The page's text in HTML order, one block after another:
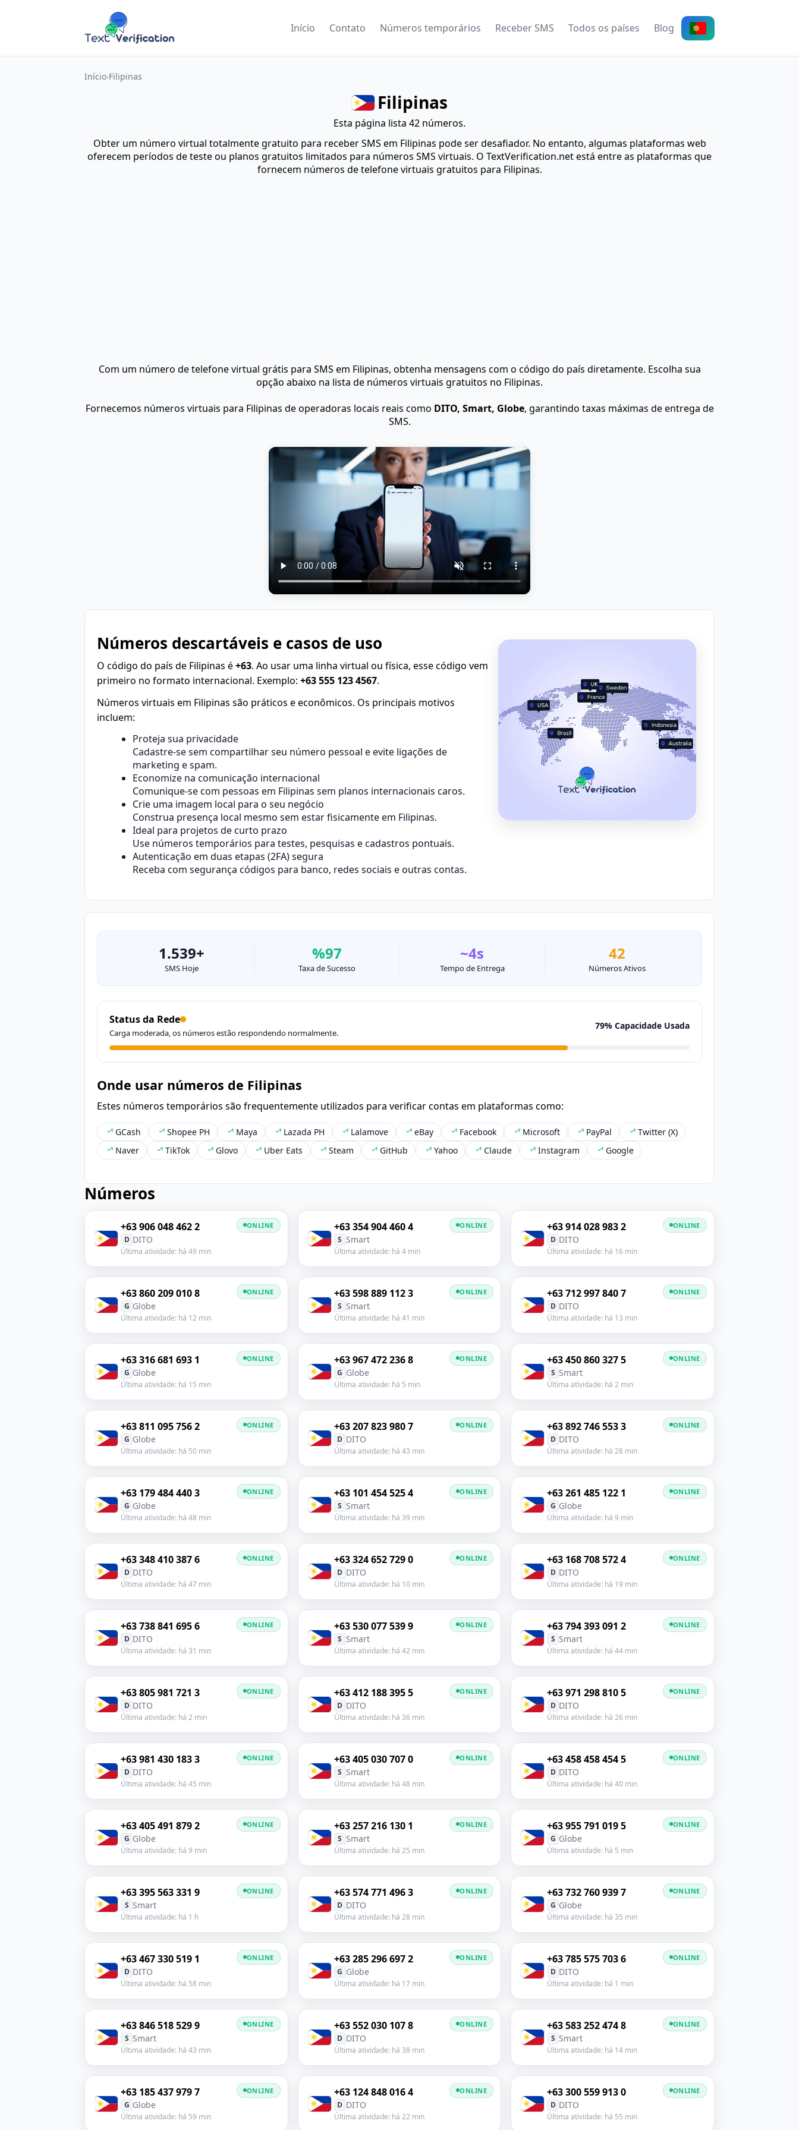
Início Contato Números temporários Receber SMS Todos os países Blog
Início Filipinas
Filipinas
Esta página lista 42 números.
Obter um número virtual totalmente gratuito para receber SMS em Filipinas pode ser desafiador. No entanto, algumas plataformas web
oferecem períodos de teste ou planos gratuitos limitados para números SMS virtuais. O TextVerification.net está entre as plataformas que
fornecem números de telefone virtuais gratuitos para Filipinas.
Com um número de telefone virtual grátis para SMS em Filipinas, obtenha mensagens com o código do país diretamente. Escolha sua
opção abaixo na lista de números virtuais gratuitos no Filipinas.
Fornecemos números virtuais para Filipinas de operadoras locais reais como DITO, Smart, Globe, garantindo taxas máximas de entrega de
SMS.
Números descartáveis e casos de uso
O código do país de Filipinas é+63. Ao usar uma linha virtual ou física, esse código vem
primeiro no formato internacional. Exemplo: +63 555 123 4567.
Números virtuais em Filipinas são práticos e econômicos. Os principais motivos
incluem:
Proteja sua privacidade
Cadastre-se sem compartilhar seu número pessoal e evite ligações de
marketing e spam.
Economize na comunicação internacional
Comunique-se com pessoas em Filipinas sem planos internacionais caros.
Crie uma imagem local para o seu negócio
Construa presença local mesmo sem estar fisicamente em Filipinas.
Ideal para projetos de curto prazo
Use números temporários para testes, pesquisas e cadastros pontuais.
Autenticação em duas etapas (2FA) segura
Receba com segurança códigos para banco, redes sociais e outras contas.
1.539+
SMS Hoje
%97
Taxa de Sucesso
~4s
Tempo de Entrega
42
Números Ativos
Status da Rede
Carga moderada, os números estão respondendo normalmente.
79% Capacidade Usada
Onde usar números de Filipinas
Estes números temporários são frequentemente utilizados para verificar contas em plataformas como:
GCash Shopee PH Maya Lazada PH Lalamove eBay Facebook Microsoft PayPal
Twitter (X)
Naver
TikTok Glovo Uber Eats Steam GitHub Yahoo Claude Instagram Google
Números
+63 906 048 462 2
D DITO
Última atividade: há 49 min
ONLINE +63 354 904 460 4
S Smart
Última atividade: há 4 min
ONLINE +63 914 028 983 2
D DITO
Última atividade: há 16 min
ONLINE
+63 860 209 010 8
G Globe
Última atividade: há 12 min
ONLINE +63 598 889 112 3
S Smart
Última atividade: há 41 min
ONLINE +63 712 997 840 7
D DITO
Última atividade: há 13 min
ONLINE
+63 316 681 693 1
G Globe
Última atividade: há 15 min
ONLINE +63 967 472 236 8
G Globe
Última atividade: há 5 min
ONLINE +63 450 860 327 5
S Smart
Última atividade: há 2 min
ONLINE
+63 811 095 756 2
G Globe
Última atividade: há 50 min
ONLINE +63 207 823 980 7
D DITO
Última atividade: há 43 min
ONLINE +63 892 746 553 3
D DITO
Última atividade: há 28 min
ONLINE
+63 179 484 440 3
G Globe
Última atividade: há 48 min
ONLINE +63 101 454 525 4
S Smart
Última atividade: há 39 min
ONLINE +63 261 485 122 1
G Globe
Última atividade: há 9 min
ONLINE
+63 348 410 387 6
D DITO
Última atividade: há 47 min
ONLINE +63 324 652 729 0
D DITO
Última atividade: há 10 min
ONLINE +63 168 708 572 4
D DITO
Última atividade: há 19 min
ONLINE
+63 738 841 695 6
D DITO
Última atividade: há 31 min
ONLINE +63 530 077 539 9
S Smart
Última atividade: há 42 min
ONLINE +63 794 393 091 2
S Smart
Última atividade: há 44 min
ONLINE
+63 805 981 721 3
D DITO
Última atividade: há 2 min
ONLINE +63 412 188 395 5
D DITO
Última atividade: há 36 min
ONLINE +63 971 298 810 5
D DITO
Última atividade: há 26 min
ONLINE
+63 981 430 183 3
D DITO
Última atividade: há 45 min
ONLINE +63 405 030 707 0
S Smart
Última atividade: há 48 min
ONLINE +63 458 458 454 5
D DITO
Última atividade: há 40 min
ONLINE
+63 405 491 879 2
G Globe
Última atividade: há 9 min
ONLINE +63 257 216 130 1
S Smart
Última atividade: há 25 min
ONLINE +63 955 791 019 5
G Globe
Última atividade: há 5 min
ONLINE
+63 395 563 331 9
S Smart
Última atividade: há 1 h
ONLINE +63 574 771 496 3
D DITO
Última atividade: há 28 min
ONLINE +63 732 760 939 7
G Globe
Última atividade: há 35 min
ONLINE
+63 467 330 519 1
D DITO
Última atividade: há 58 min
ONLINE +63 285 296 697 2
G Globe
Última atividade: há 17 min
ONLINE +63 785 575 703 6
D DITO
Última atividade: há 1 min
ONLINE
+63 846 518 529 9
S Smart
Última atividade: há 43 min
ONLINE +63 552 030 107 8
D DITO
Última atividade: há 38 min
ONLINE +63 583 252 474 8
S Smart
Última atividade: há 14 min
ONLINE
+63 185 437 979 7
G Globe
Última atividade: há 59 min
ONLINE +63 124 848 016 4
D DITO
Última atividade: há 22 min
ONLINE +63 300 559 913 0
D DITO
Última atividade: há 55 min
ONLINE